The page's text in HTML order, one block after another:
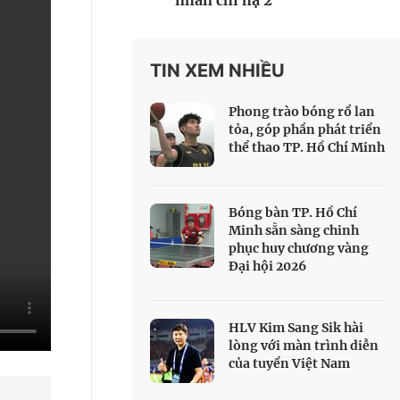
TIN XEM NHIỀU
Phong trào bóng rổ lan
tỏa, góp phần phát triển
thể thao TP. Hồ Chí Minh
Bóng bàn TP. Hồ Chí
Minh sẵn sàng chinh
phục huy chương vàng
Đại hội 2026
HLV Kim Sang Sik hài
lòng với màn trình diễn
của tuyển Việt Nam